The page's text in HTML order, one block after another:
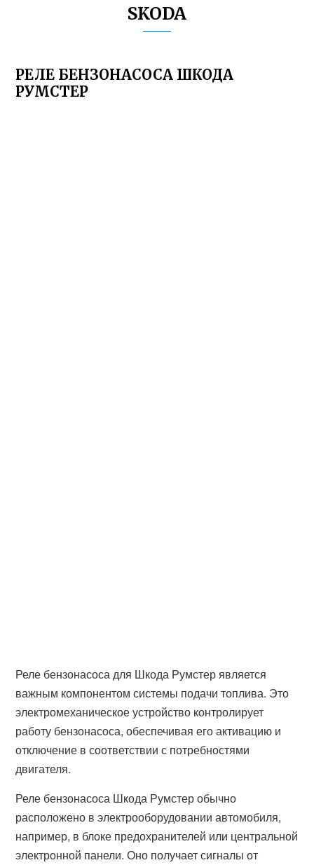
SKODA
РЕЛЕ БЕНЗОНАСОСА ШКОДА
РУМСТЕР
Реле бензонасоса для Шкода Румстер является
важным компонентом системы подачи топлива. Это
электромеханическое устройство контролирует
работу бензонасоса, обеспечивая его активацию и
отключение в соответствии с потребностями
двигателя.
Реле бензонасоса Шкода Румстер обычно
расположено в электрооборудовании автомобиля,
например, в блоке предохранителей или центральной
электронной панели. Оно получает сигналы от